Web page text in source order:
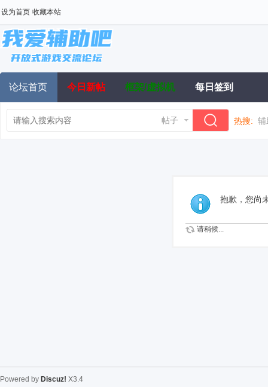
设为首页 收藏本站
论坛首页 今日新帖 框架/虚拟机 每日签到
帖子 热搜: 辅
抱歉，您尚
请稍候...
Powered by Discuz! X3.4